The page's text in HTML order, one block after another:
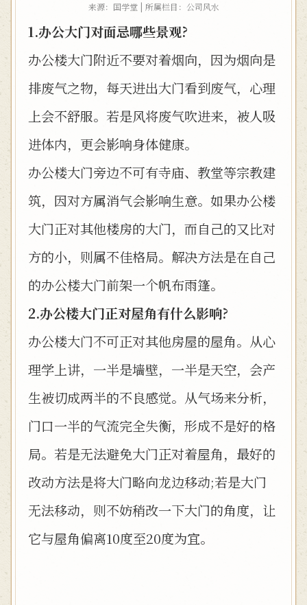
来源：国学堂 | 所属栏目： 公司风水
1.办公大门对面忌哪些景观?
办公楼大门附近不要对着烟向，因为烟向是
排废气之物，每天进出大门看到废气，心理
上会不舒服。若是风将废气吹进来，被人吸
进体内，更会影响身体健康。
办公楼大门旁边不可有寺庙、教堂等宗教建
筑，因对方属消气会影响生意。如果办公楼
大门正对其他楼房的大门，而自己的又比对
方的小，则属不佳格局。解决方法是在自己
的办公楼大门前架一个帆布雨篷。
2.办公楼大门正对屋角有什么影响?
办公楼大门不可正对其他房屋的屋角。从心
理学上讲，一半是墙壁，一半是天空，会产
生被切成两半的不良感觉。从气场来分析，
门口一半的气流完全失衡，形成不是好的格
局。若是无法避免大门正对着屋角，最好的
改动方法是将大门略向龙边移动;若是大门
无法移动，则不妨稍改一下大门的角度，让
它与屋角偏离10度至20度为宜。